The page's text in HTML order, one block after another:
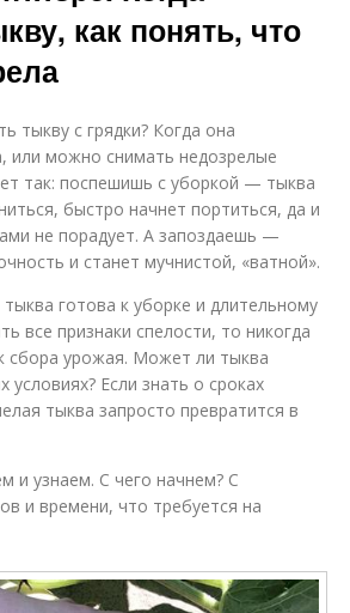
как понять, что
тыкву с грядки? Когда она
или можно снимать недозрелые
так: поспешишь с уборкой — тыква
быстро начнет портиться, да и
не порадует. А запоздаешь —
и станет мучнистой, «ватной».
готова к уборке и длительному
все признаки спелости, то никогда
сбора урожая. Может ли тыква
условиях? Если знать о сроках
тыква запросто превратится в
и узнаем. С чего начнем? С
и времени, что требуется на